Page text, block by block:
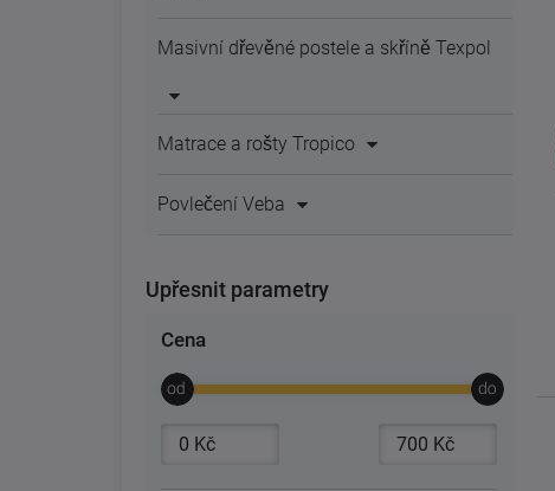
Masivní dřevěné postele a skříně Texpol
Matrace a rošty Tropico
Povlečení Veba
Upřesnit parametry
Cena